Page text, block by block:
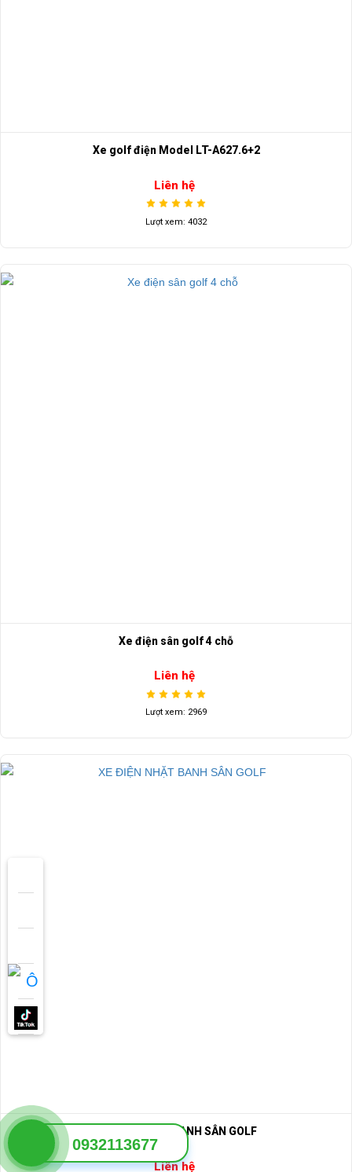
Xe golf điện Model LT-A627.6+2
Liên hệ
Lượt xem: 4032
Xe điện sân golf 4 chỗ
Liên hệ
Lượt xem: 2969
XE ĐIỆN NHẶT BANH SÂN GOLF
Liên hệ
0932113677